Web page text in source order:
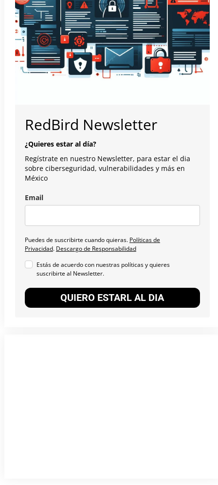
RedBird Newsletter
¿Quieres estar al día?
Regístrate en nuestro Newsletter, para estar el dia
sobre ciberseguridad, vulnerabilidades y más en
México
Email
Puedes de suscribirte cuando quieras. Políticas de
Privacidad. Descargo de Responsabilidad
Estás de acuerdo con nuestras políticas y quieres
suscribirte al Newsletter.
QUIERO ESTARL AL DIA